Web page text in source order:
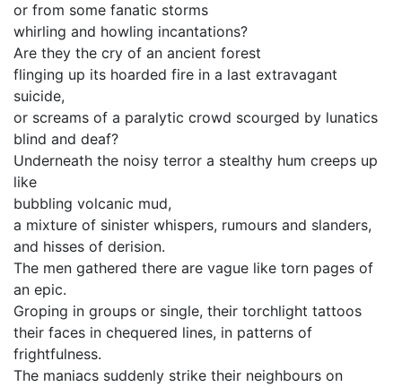
or from some fanatic storms
whirling and howling incantations?
Are they the cry of an ancient forest
flinging up its hoarded fire in a last extravagant
suicide,
or screams of a paralytic crowd scourged by lunatics
blind and deaf?
Underneath the noisy terror a stealthy hum creeps up
like
bubbling volcanic mud,
a mixture of sinister whispers, rumours and slanders,
and hisses of derision.
The men gathered there are vague like torn pages of
an epic.
Groping in groups or single, their torchlight tattoos
their faces in chequered lines, in patterns of
frightfulness.
The maniacs suddenly strike their neighbours on